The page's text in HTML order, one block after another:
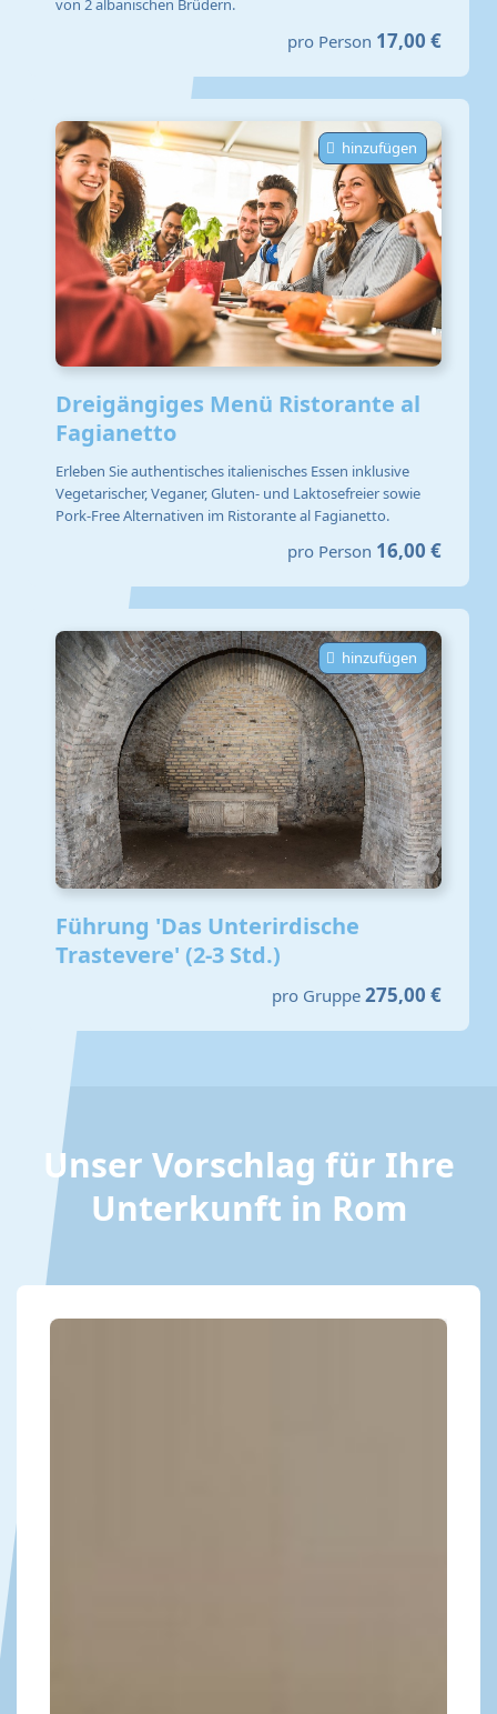
von 2 albanischen Brüdern.
pro Person 17,00 €
hinzufügen
Dreigängiges Menü Ristorante al
Fagianetto
Erleben Sie authentisches italienisches Essen inklusive
Vegetarischer, Veganer, Gluten- und Laktosefreier sowie
Pork-Free Alternativen im Ristorante al Fagianetto.
pro Person 16,00 €
hinzufügen
Führung 'Das Unterirdische
Trastevere' (2-3 Std.)
pro Gruppe 275,00 €
Unser Vorschlag für Ihre
Unterkunft in Rom